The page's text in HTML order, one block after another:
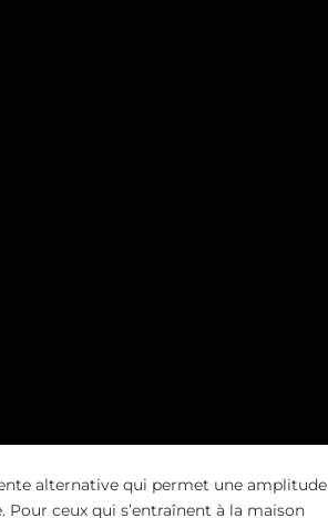
alternative qui permet une amplitude
ceux qui s’entraînent à la maison